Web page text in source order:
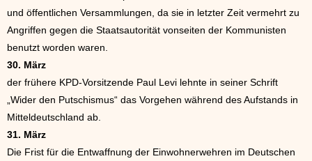
und öffentlichen Versammlungen, da sie in letzter Zeit vermehrt zu
Angriffen gegen die Staatsautorität vonseiten der Kommunisten
benutzt worden waren.
30. März
der frühere KPD-Vorsitzende Paul Levi lehnte in seiner Schrift
„Wider den Putschismus“ das Vorgehen während des Aufstands in
Mitteldeutschland ab.
31. März
Die Frist für die Entwaffnung der Einwohnerwehren im Deutschen